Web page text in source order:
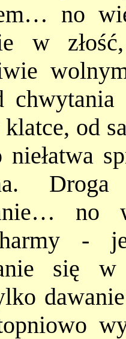
no
w
od
niełatwa
no
-
się